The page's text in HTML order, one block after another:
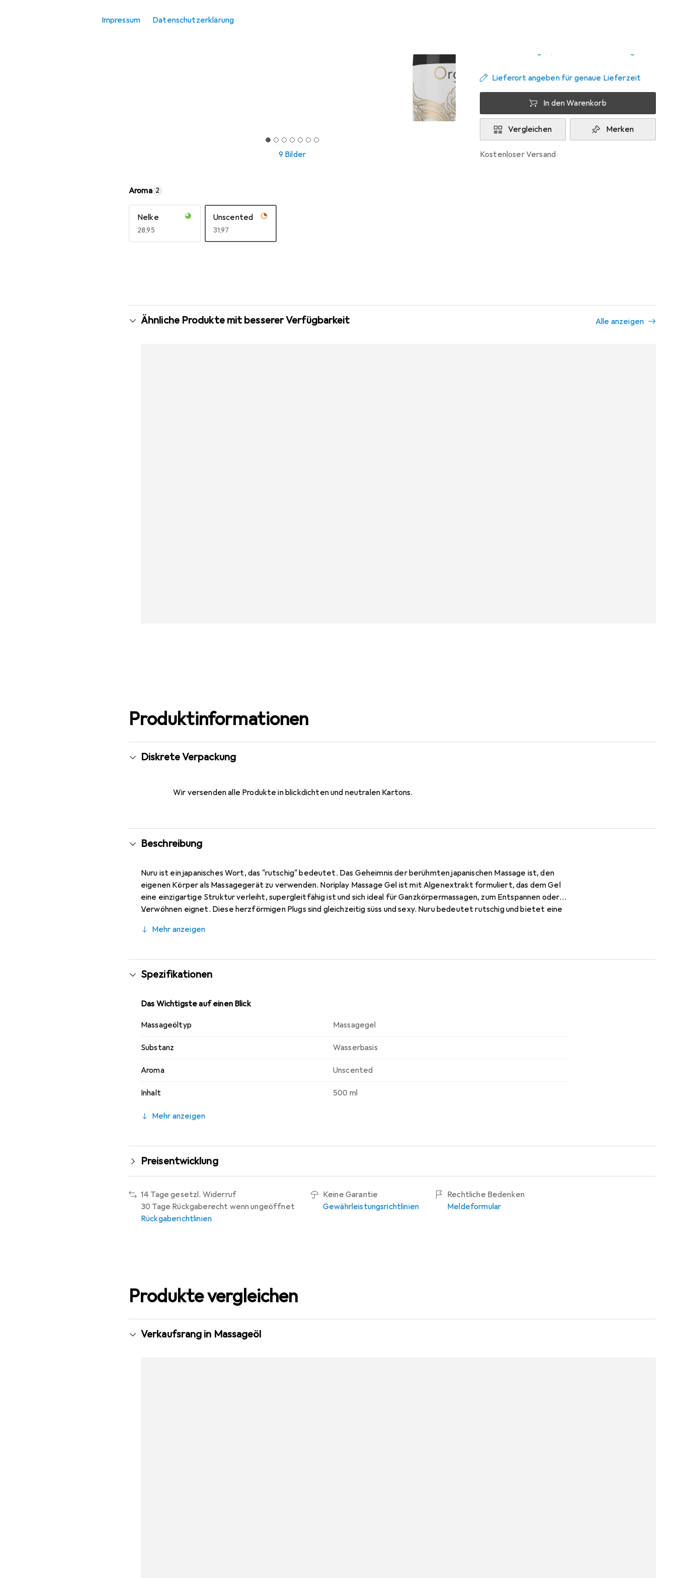
Impressum Datenschutzerklärung
9 Bilder
Lieferort angeben für genaue Lieferzeit
In den Warenkorb
Vergleichen Merken
kostenloser Versand
Aroma 2
Nelke
EUR
28,95
Unscented
EUR
31,97
Ähnliche Produkte mit besserer Verfügbarkeit Alle anzeigen
Produktinformationen
Diskrete Verpackung
Wir versenden alle Produkte in blickdichten und neutralen Kartons.
Beschreibung
Nuru ist ein japanisches Wort, das "rutschig" bedeutet. Das Geheimnis der berühmten japanischen Massage ist, den
eigenen Körper als Massagegerät zu verwenden. Noriplay Massage Gel ist mit Algenextrakt formuliert, das dem Gel
eine einzigartige Struktur verleiht, supergleitfähig ist und sich ideal für Ganzkörpermassagen, zum Entspannen oder
Verwöhnen eignet. Diese herzförmigen Plugs sind gleichzeitig süss und sexy. Nuru bedeutet rutschig und bietet eine
Mehr anzeigen
Spezifikationen
Das Wichtigste auf einen Blick
Massageöltyp Massagegel
Substanz Wasserbasis
Aroma Unscented
Inhalt 500 ml
Mehr anzeigen
Preisentwicklung
14 Tage gesetzl. Widerruf
30 Tage Rückgaberecht wenn ungeöffnet
Rückgaberichtlinien
Keine Garantie
Gewährleistungsrichtlinien
Rechtliche Bedenken
Meldeformular
Produkte vergleichen
Verkaufsrang in Massageöl